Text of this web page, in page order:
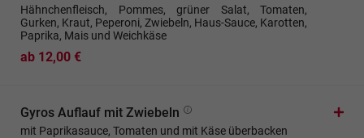
Hähnchenfleisch, Pommes, grüner Salat, Tomaten,
Gurken, Kraut, Peperoni, Zwiebeln, Haus-Sauce, Karotten,
Paprika, Mais und Weichkäse
ab 12,00 €
Gyros Auflauf mit Zwiebeln
mit Paprikasauce, Tomaten und mit Käse überbacken